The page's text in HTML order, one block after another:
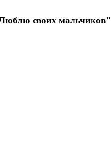
своих мальчиков"